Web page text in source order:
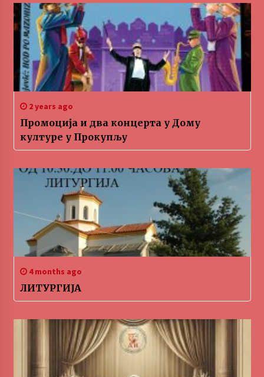
2 years ago
Промоција и два концерта у Дому
културе у Прокупљу
4 months ago
ЛИТУРГИЈА